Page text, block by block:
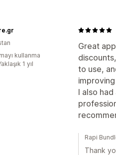
Great
to use,
I also
kullanma
1 yıl
Rapi
Thank